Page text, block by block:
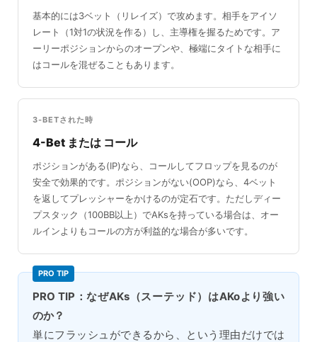
基本的には3ベット（リレイズ）で攻めます。相手をアイソ
レート（1対1の状況を作る）し、主導権を握るためです。ア
ーリーポジションからのオープンや、極端にタイトな相手に
はコールを混ぜることもあります。
3-BETされた時
4-Bet または コール
ポジションがある(IP)なら、コールしてフロップを見るのが
安全で効果的です。ポジションがない(OOP)なら、4ベット
を返してプレッシャーをかけるのが定石です。ただしディー
プスタック（100BB以上）でAKsを持っている場合は、オー
ルインよりもコールの方が利益的な場合が多いです。
PRO TIP：なぜAKs（スーテッド）はAKoより強い
のか？
単にフラッシュができるから、という理由だけでは